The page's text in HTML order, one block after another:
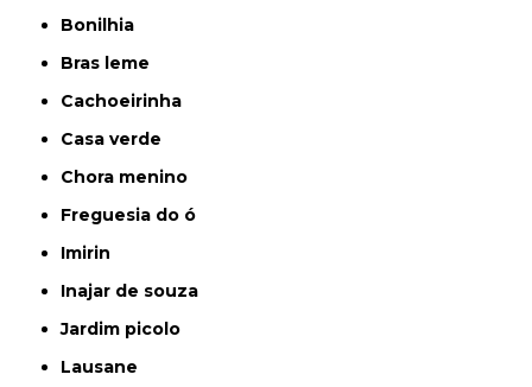
bonilhia
bras leme
cachoeirinha
casa verde
chora menino
freguesia do ó
imirin
inajar de souza
jardim picolo
lausane